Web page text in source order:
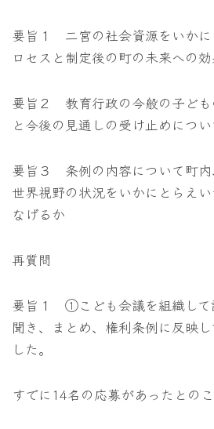
要旨１ 二宮の社会資源をいか
ロセスと制定後の町の未来への
要旨２ 教育行政の今般の子ど
と今後の見通しの受け止めにつ
要旨３ 条例の内容について町内
世界視野の状況をいかにとらえ
なげるか
再質問
要旨１ ①こども会議を組織して
聞き、まとめ、権利条例に反映
した。
すでに14名の応募があったとのこ